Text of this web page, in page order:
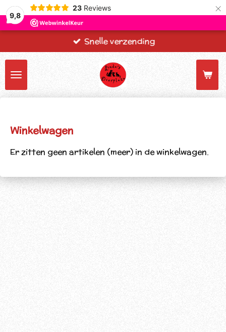
9,8
23 Reviews ×
Snelle verzending
Winkelwagen
Er zitten geen artikelen (meer) in de winkelwagen.